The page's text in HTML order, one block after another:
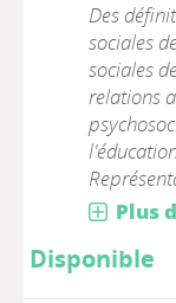
Des
sociales
sociales
relations
Plus
Disponible